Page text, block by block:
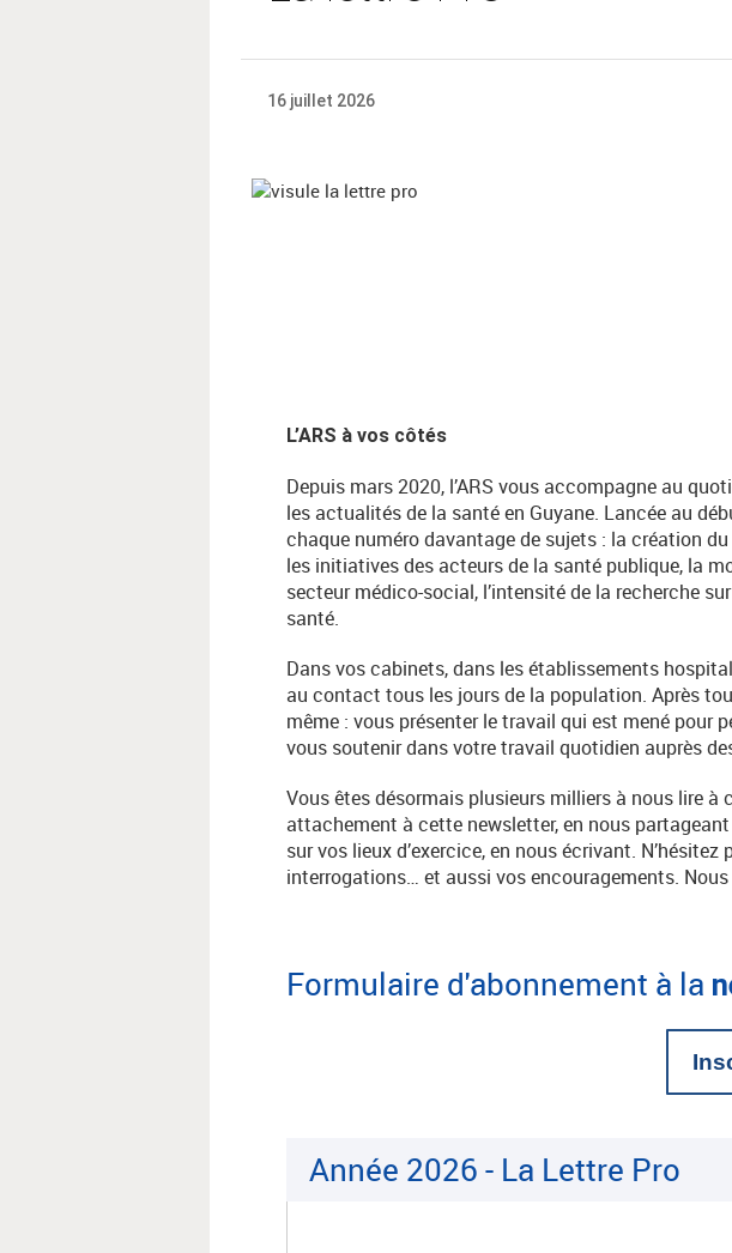
16 juillet 2026
L’ARS à vos côtés
Depuis mars 2020, l’ARS vous accompagne au
les actualités de la santé en Guyane. Lancée au
chaque numéro davantage de sujets : la création
les initiatives des acteurs de la santé publique, la
secteur médico-social, l’intensité de la recherche
santé.
Dans vos cabinets, dans les établissements
au contact tous les jours de la population. Après
même : vous présenter le travail qui est mené pour
vous soutenir dans votre travail quotidien auprès
Vous êtes désormais plusieurs milliers à nous lire
attachement à cette newsletter, en nous
sur vos lieux d’exercice, en nous écrivant.
interrogations… et aussi vos encouragements. Nous
Formulaire d'abonnement à la
Année 2026 - La Lettre Pro